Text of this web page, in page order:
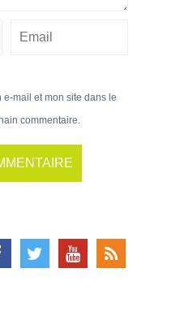
e-mail et mon site dans le
commentaire.